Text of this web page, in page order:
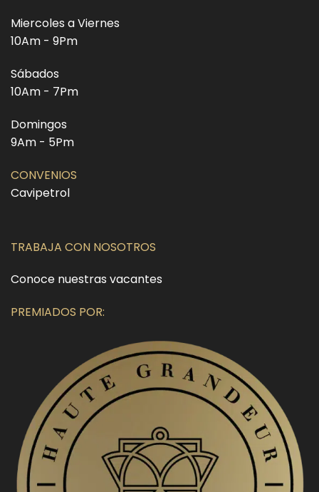
Miercoles a Viernes
10Am - 9Pm
Sábados
10Am - 7Pm
Domingos
9Am - 5Pm
CONVENIOS
Cavipetrol
TRABAJA CON NOSOTROS
Conoce nuestras vacantes
PREMIADOS POR: